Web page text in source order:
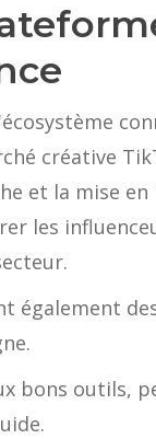
créative
et la mise
les
également
bons outils,